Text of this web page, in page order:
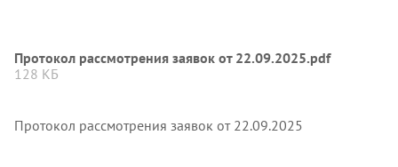
Протокол рассмотрения заявок от 22.09.2025.pdf
128 КБ
Протокол рассмотрения заявок от 22.09.2025